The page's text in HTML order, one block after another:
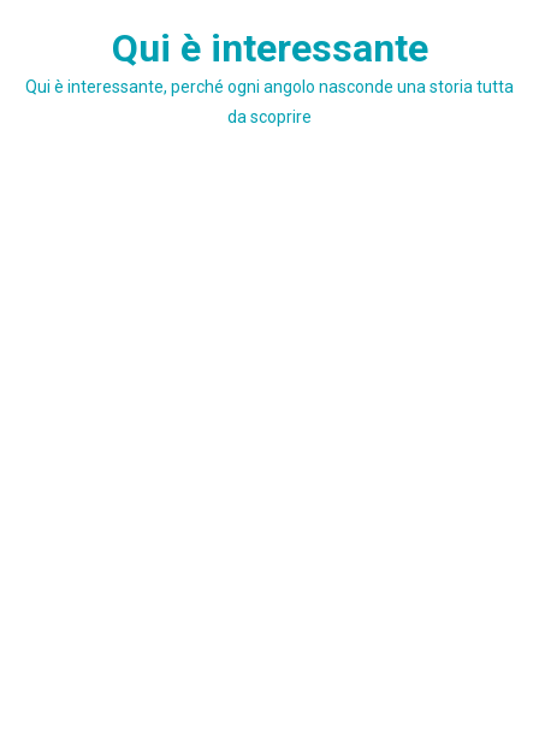
Qui è interessante
Qui è interessante, perché ogni angolo nasconde una storia tutta
da scoprire